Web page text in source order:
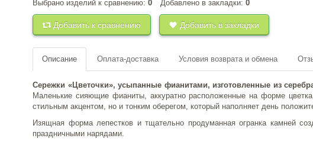
+к сравнению +в закладки
Выбрано изделий к сравнению: 0 Добавлено в закладки: 0
Добавить к сравнению Добавить в закладки
Описание Оплата-доставка Условия возврата и обмена
Сережки «Цветочки», усыпанные фианитами, изготовленные из
Маленькие сияющие фианиты, аккуратно расположенные на форме
стильным акцентом, но и тонким оберегом, который наполняет день
Изящная форма лепестков и тщательно продуманная огранка камней
праздничными нарядами.